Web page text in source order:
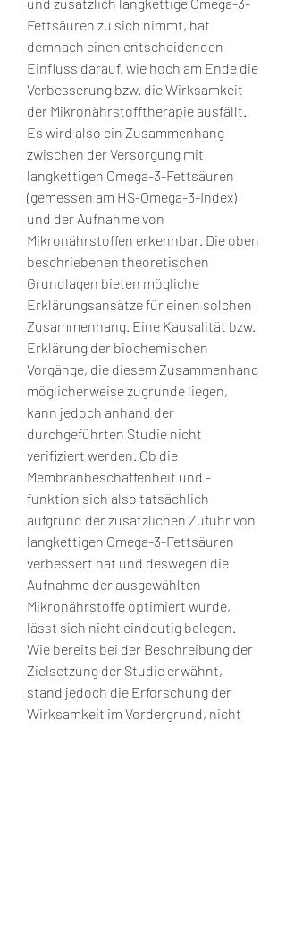
Fettsäuren zu sich nimmt, hat
demnach einen entscheidenden
Einfluss darauf, wie hoch am Ende die
Verbesserung bzw. die Wirksamkeit
der Mikronährstofftherapie ausfällt.
Es wird also ein Zusammenhang
zwischen der Versorgung mit
langkettigen Omega-3-Fettsäuren
(gemessen am HS-Omega-3-Index)
und der Aufnahme von
Mikronährstoffen erkennbar. Die oben
beschriebenen theoretischen
Grundlagen bieten mögliche
Erklärungsansätze für einen solchen
Zusammenhang. Eine Kausalität bzw.
Erklärung der biochemischen
Vorgänge, die diesem Zusammenhang
möglicherweise zugrunde liegen,
kann jedoch anhand der
durchgeführten Studie nicht
verifiziert werden. Ob die
Membranbeschaffenheit und -
funktion sich also tatsächlich
aufgrund der zusätzlichen Zufuhr von
langkettigen Omega-3-Fettsäuren
verbessert hat und deswegen die
Aufnahme der ausgewählten
Mikronährstoffe optimiert wurde,
lässt sich nicht eindeutig belegen.
Wie bereits bei der Beschreibung der
Zielsetzung der Studie erwähnt,
stand jedoch die Erforschung der
Wirksamkeit im Vordergrund, nicht